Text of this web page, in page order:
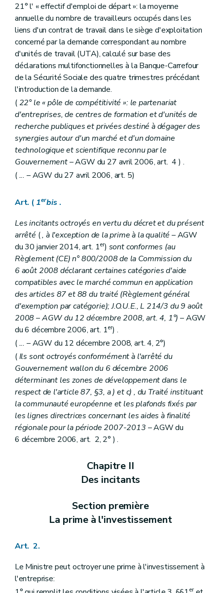
21° l' « effectif d'emploi de départ »: la moyenne
annuelle du nombre de travailleurs occupés dans les
liens d'un contrat de travail dans le siège d'exploitation
concerné par la demande correspondant au nombre
d'unités de travail (UTA), calculé sur base des
déclarations multifonctionnelles à la Banque-Carrefour
de la Sécurité Sociale des quatre trimestres précédant
l'introduction de la demande.
( 22° le « pôle de compétitivité »: le partenariat
d'entreprises, de centres de formation et d'unités de
recherche publiques et privées destiné à dégager des
synergies autour d'un marché et d'un domaine
technologique et scientifique reconnu par le
Gouvernement– AGW du 27 avril 2006, art. 4 ) .
(... – AGW du 27 avril 2006, art. 5)
Art. ( 1erbis.
Les incitants octroyés en vertu du décret et du présent
arrêté (, à l'exception de la prime à la qualité – AGW
du 30 janvier 2014, art. 1er) sont conformes (au
Règlement (CE) n° 800/2008 de la Commission du
6 août 2008 déclarant certaines catégories d'aide
compatibles avec le marché commun en application
des articles 87 et 88 du traité (Règlement général
d'exemption par catégorie); J.O.U.E., L 214/3 du 9 août
2008 – AGW du 12 décembre 2008, art. 4, 1°)– AGW
du 6 décembre 2006, art. 1er) .
(... – AGW du 12 décembre 2008, art. 4, 2°)
(Ils sont octroyés conformément à l'arrêté du
Gouvernement wallon du 6 décembre 2006
déterminant les zones de développement dans le
respect de l'article 87, §3, a) etc) , du Traité instituant
la communauté européenne et les plafonds fixés par
les lignes directrices concernant les aides à finalité
régionale pour la période 2007-2013 – AGW du
6 décembre 2006, art. 2, 2° ) .
Chapitre II
Des incitants
Section première
La prime à l'investissement
Art. 2.
Le Ministre peut octroyer une prime à l'investissement à
l'entreprise:
er